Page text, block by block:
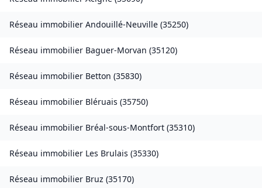
Réseau immobilier Andouillé-Neuville (35250)
Réseau immobilier Baguer-Morvan (35120)
Réseau immobilier Betton (35830)
Réseau immobilier Bléruais (35750)
Réseau immobilier Bréal-sous-Montfort (35310)
Réseau immobilier Les Brulais (35330)
Réseau immobilier Bruz (35170)